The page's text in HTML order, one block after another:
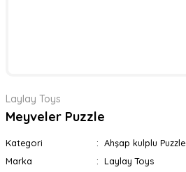
Laylay Toys
Meyveler Puzzle
Kategori
Ahşap kulplu Puzzle
Marka
Laylay Toys